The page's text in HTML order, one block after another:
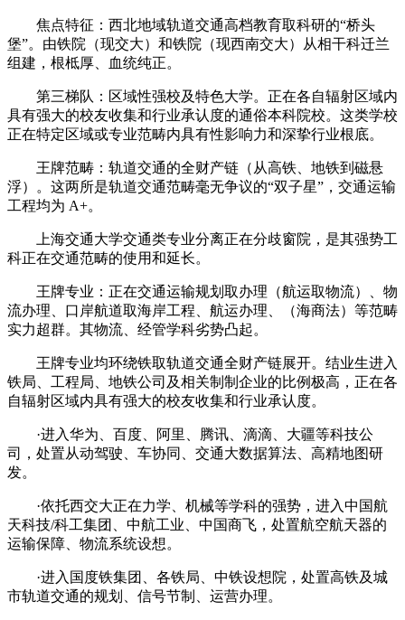
焦点特征：西北地域轨道交通高档教育取科研的“桥头
堡”。由铁院（现交大）和铁院（现西南交大）从相干科迁兰
组建，根柢厚、血统纯正。
第三梯队：区域性强校及特色大学。正在各自辐射区域内
具有强大的校友收集和行业承认度的通俗本科院校。这类学校
正在特定区域或专业范畴内具有性影响力和深挚行业根底。
王牌范畴：轨道交通的全财产链（从高铁、地铁到磁悬
浮）。这两所是轨道交通范畴毫无争议的“双子星”，交通运输
工程均为 A+。
上海交通大学交通类专业分离正在分歧窗院，是其强势工
科正在交通范畴的使用和延长。
王牌专业：正在交通运输规划取办理（航运取物流）、物
流办理、口岸航道取海岸工程、航运办理、（海商法）等范畴
实力超群。其物流、经管学科劣势凸起。
王牌专业均环绕铁取轨道交通全财产链展开。结业生进入
铁局、工程局、地铁公司及相关制制企业的比例极高，正在各
自辐射区域内具有强大的校友收集和行业承认度。
·进入华为、百度、阿里、腾讯、滴滴、大疆等科技公
司，处置从动驾驶、车协同、交通大数据算法、高精地图研
发。
·依托西交大正在力学、机械等学科的强势，进入中国航
天科技/科工集团、中航工业、中国商飞，处置航空航天器的
运输保障、物流系统设想。
·进入国度铁集团、各铁局、中铁设想院，处置高铁及城
市轨道交通的规划、信号节制、运营办理。